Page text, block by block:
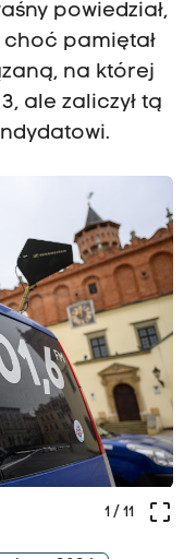
powiedział,
pamiętał
na której
ale zaliczył tą
crop_free
1/ 11